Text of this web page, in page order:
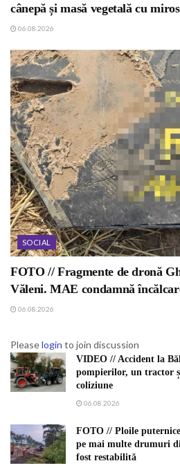
cânepă și masă vegetală cu
06.08.2026
SOCIAL
FOTO // Fragmente de dronă
Văleni. MAE condamnă
06.08.2026
Pleaselogin to join discussion
VIDEO // Accident la
pompierilor, un tractor
coliziune
06.08.2026
FOTO // Ploile
pe mai multe drumuri
fost restabilită